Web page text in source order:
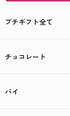
プチギフト全て
チョコレート
パイ